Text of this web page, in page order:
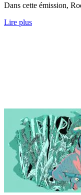
Dans cette émission,
Lire plus